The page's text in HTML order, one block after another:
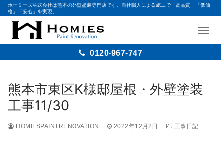
ホーミーズ株式会社は熊本の外壁塗装専門店です。自社職人による施工で「高品質」「低価
格」「安心」を実現。
0120-967-747
熊本市東区K様邸屋根・外壁塗装
工事11/30
HOMIESPAINTRENOVATION 2022年12月2日 工事日記